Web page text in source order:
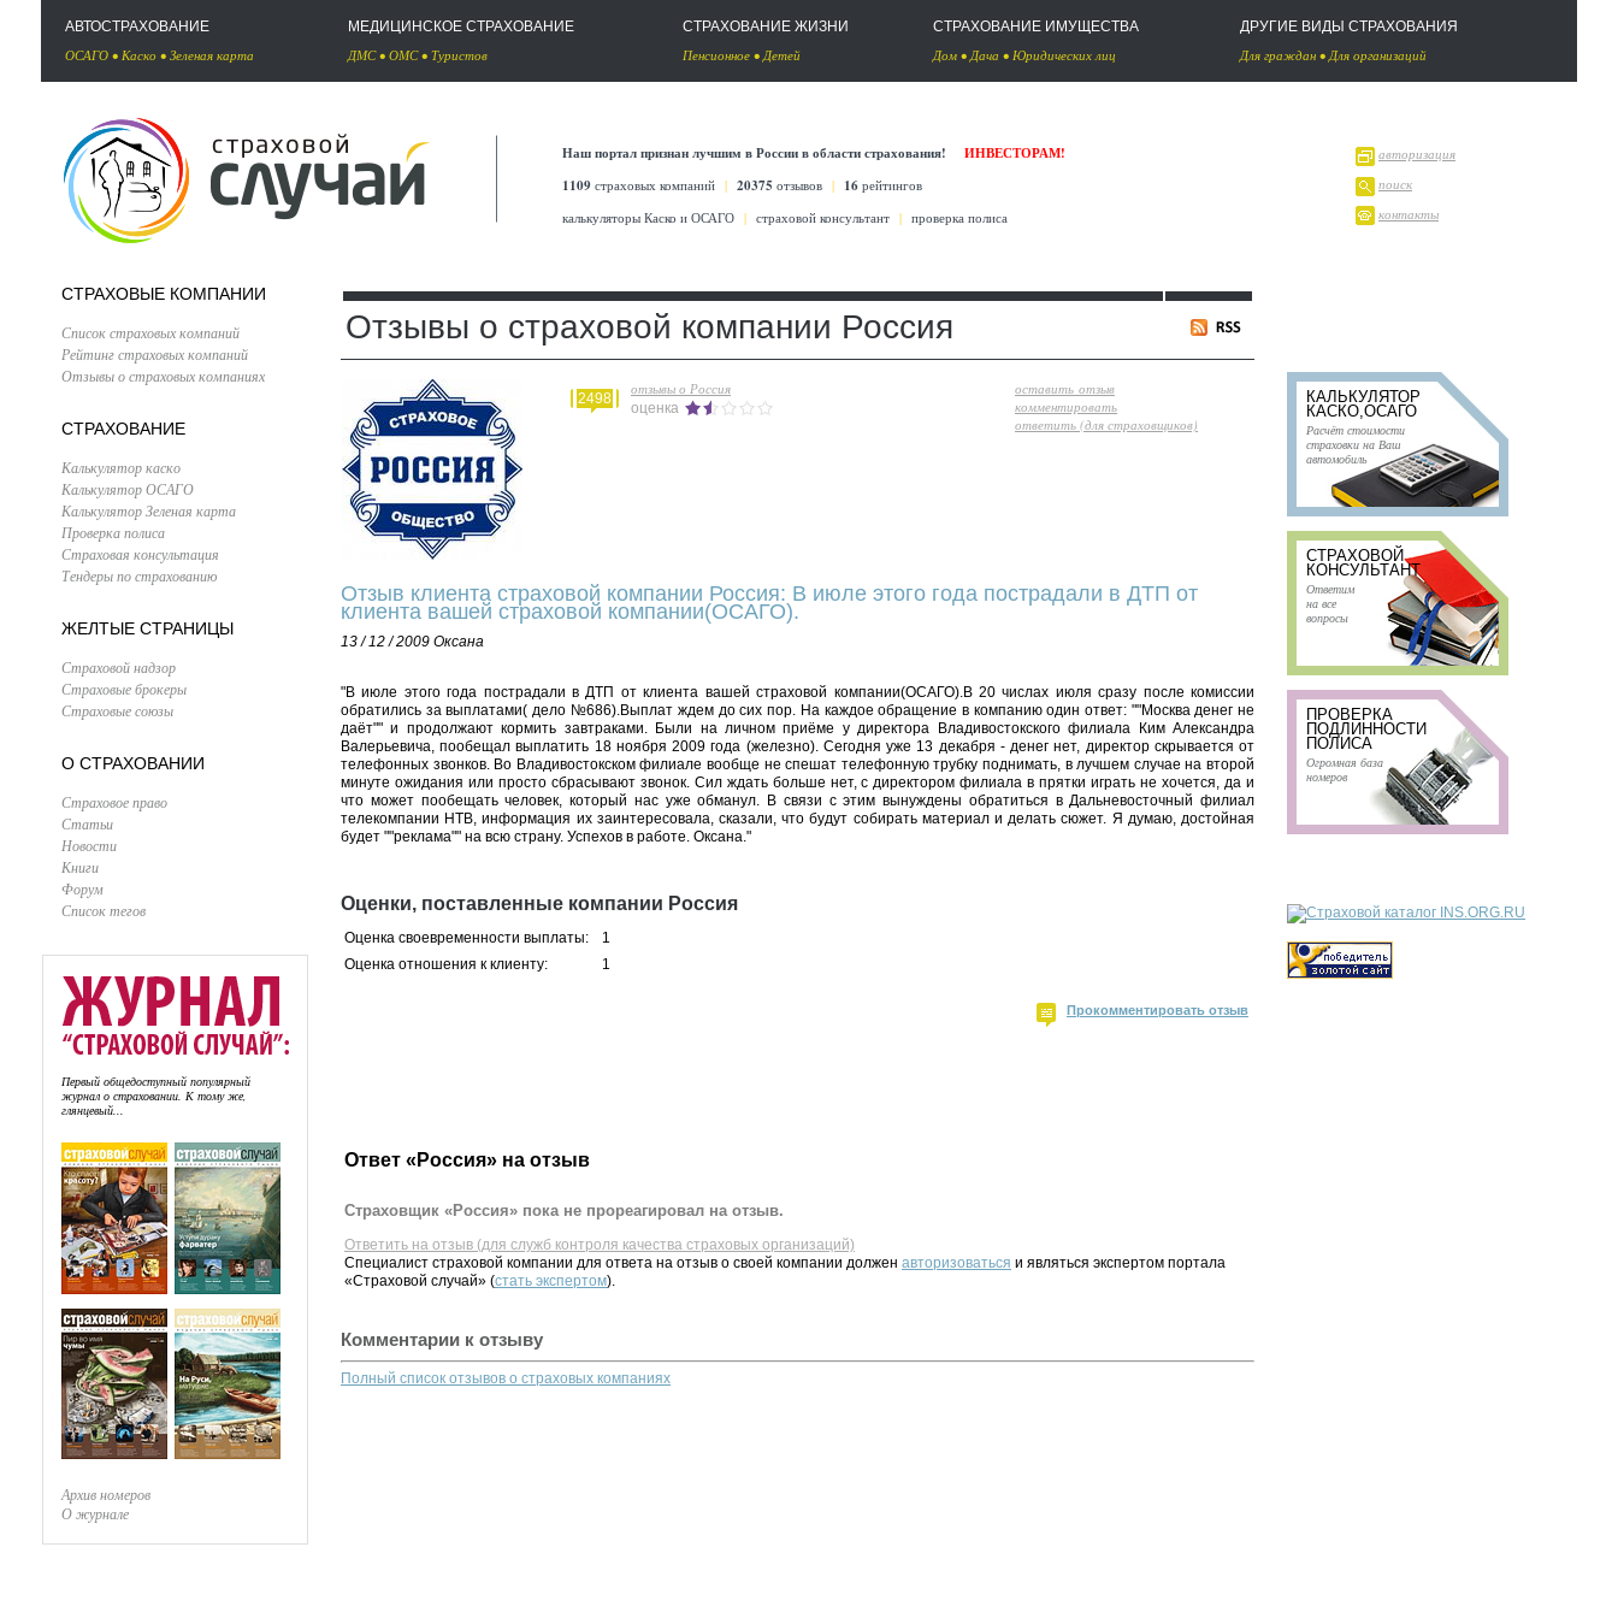
АВТОСТРАХОВАНИЕ
ОСАГО • Каско • Зеленая карта
МЕДИЦИНСКОЕ СТРАХОВАНИЕ
ДМС• ОМС• Туристов
СТРАХОВАНИЕ ЖИЗНИ
Пенсионное •Детей
СТРАХОВАНИЕ ИМУЩЕСТВА
Дом •Дача • Юридических лиц
ДРУГИЕ ВИДЫ СТРАХОВАНИЯ
Для граждан •Для организаций
Наш портал признан лучшим в России в области страхования!
ИНВЕСТОРАМ!
1109 страховых компаний | 20375 отзывов | 16 рейтингов
калькуляторы Каско и ОСАГО | страховой консультант | проверка полиса
авторизация
поиск
контакты
СТРАХОВЫЕ КОМПАНИИ
Список страховых компаний
Рейтинг страховых компаний
Отзывы о страховых компаниях
СТРАХОВАНИЕ
Калькулятор каско
Калькулятор ОСАГО
Калькулятор Зеленая карта
Проверка полиса
Страховая консультация
Тендеры по страхованию
ЖЕЛТЫЕ СТРАНИЦЫ
Страховой надзор
Страховые брокеры
Страховые союзы
О СТРАХОВАНИИ
Страховое право
Статьи
Новости
Книги
Форум
Список тегов
Первый общедоступный популярный
журнал о страховании. К тому же,
глянцевый...
Архив номеров
О журнале
Отзывы о страховой компании Россия
2498
отзывы о Россия
оценка
оставить отзыв
комментировать
ответить (для страховщиков)
Отзыв клиента страховой компании Россия: В июле этого года пострадали в ДТП от
клиента вашей страховой компании(ОСАГО).
13 / 12 / 2009 Оксана
"В июле этого года пострадали в ДТП от клиента вашей страховой компании(ОСАГО).В 20 числах июля сразу после комиссии
обратились за выплатами( дело №686).Выплат ждем до сих пор. На каждое обращение в компанию один ответ: ""Москва денег не
даёт"" и продолжают кормить завтраками. Были на личном приёме у директора Владивостокского филиала Ким Александра
Валерьевича, пообещал выплатить 18 ноября 2009 года (железно). Сегодня уже 13 декабря - денег нет, директор скрывается от
телефонных звонков. Во Владивостокском филиале вообще не спешат телефонную трубку поднимать, в лучшем случае на второй
минуте ожидания или просто сбрасывают звонок. Сил ждать больше нет, с директором филиала в прятки играть не хочется, да и
что может пообещать человек, который нас уже обманул. В связи с этим вынуждены обратиться в Дальневосточный филиал
телекомпании НТВ, информация их заинтересовала, сказали, что будут собирать материал и делать сюжет. Я думаю, достойная
будет ""реклама"" на всю страну. Успехов в работе. Оксана."
Оценки, поставленные компании Россия
Оценка своевременности выплаты:
1
Оценка отношения к клиенту:
1
Прокомментировать отзыв
Ответ «Россия» на отзыв
Страховщик «Россия» пока не прореагировал на отзыв.
Ответить на отзыв (для служб контроля качества страховых организаций)
Специалист страховой компании для ответа на отзыв о своей компании должен авторизоваться и являться экспертом портала
«Страховой случай» (стать экспертом).
Комментарии к отзыву
Полный список отзывов о страховых компаниях
КАЛЬКУЛЯТОР
КАСКО,ОСАГО
Расчёт стоимости
страховки на Ваш
автомобиль
СТРАХОВОЙ
КОНСУЛЬТАНТ
Ответим
на все
вопросы
ПРОВЕРКА
ПОДЛИННОСТИ
ПОЛИСА
Огромная база
номеров